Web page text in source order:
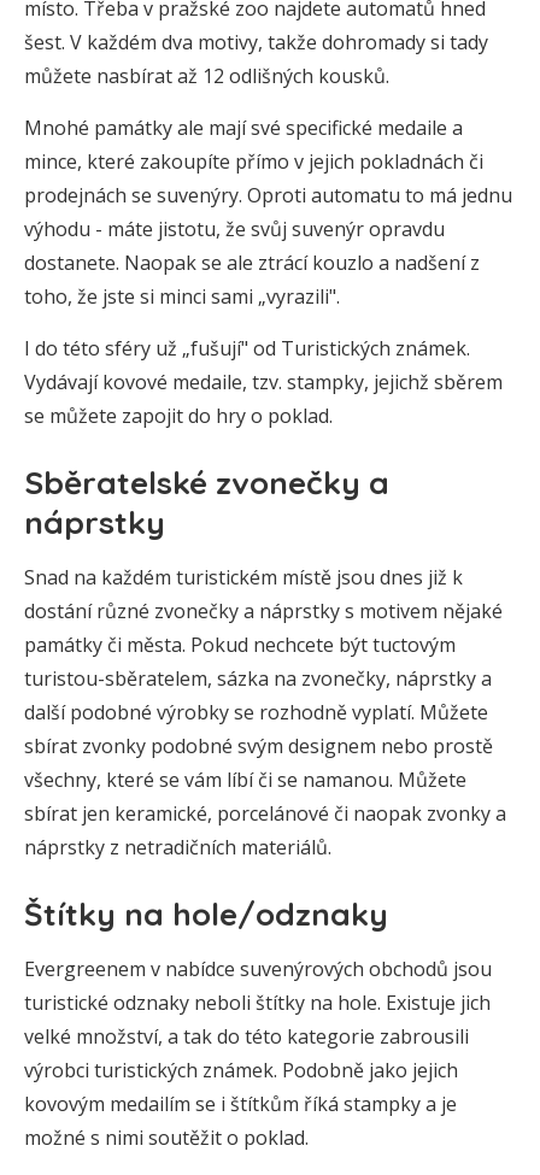
místo. Třeba v pražské zoo najdete automatů hned
šest. V každém dva motivy, takže dohromady si tady
můžete nasbírat až 12 odlišných kousků.
Mnohé památky ale mají své specifické medaile a
mince, které zakoupíte přímo v jejich pokladnách či
prodejnách se suvenýry. Oproti automatu to má jednu
výhodu - máte jistotu, že svůj suvenýr opravdu
dostanete. Naopak se ale ztrácí kouzlo a nadšení z
toho, že jste si minci sami „vyrazili".
I do této sféry už „fušují" od Turistických známek.
Vydávají kovové medaile, tzv. stampky, jejichž sběrem
se můžete zapojit do hry o poklad.
Sběratelské zvonečky a
náprstky
Snad na každém turistickém místě jsou dnes již k
dostání různé zvonečky a náprstky s motivem nějaké
památky či města. Pokud nechcete být tuctovým
turistou-sběratelem, sázka na zvonečky, náprstky a
další podobné výrobky se rozhodně vyplatí. Můžete
sbírat zvonky podobné svým designem nebo prostě
všechny, které se vám líbí či se namanou. Můžete
sbírat jen keramické, porcelánové či naopak zvonky a
náprstky z netradičních materiálů.
Štítky na hole/odznaky
Evergreenem v nabídce suvenýrových obchodů jsou
turistické odznaky neboli štítky na hole. Existuje jich
velké množství, a tak do této kategorie zabrousili
výrobci turistických známek. Podobně jako jejich
kovovým medailím se i štítkům říká stampky a je
možné s nimi soutěžit o poklad.